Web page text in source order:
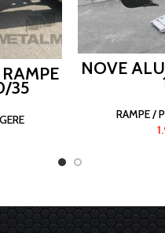
35
NOVE
RAMPE /